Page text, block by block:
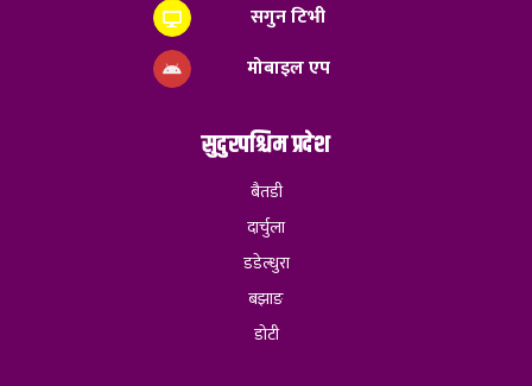
सगुन टिभी
मोबाइल एप
सुदुरपश्चिम प्रदेश
बैतडी
दार्चुला
डडेल्धुरा
बझाङ
डोटी